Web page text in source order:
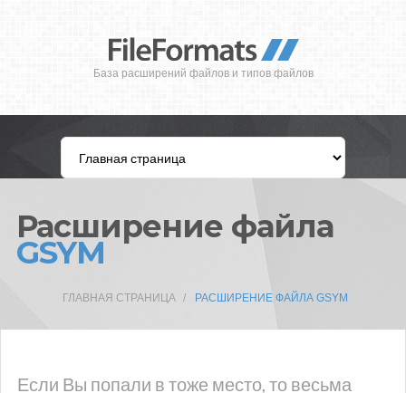
База расширений файлов и типов файлов
Расширение файла
GSYM
ГЛАВНАЯ СТРАНИЦА РАСШИРЕНИЕ ФАЙЛА GSYM
Если Вы попали в тоже место, то весьма